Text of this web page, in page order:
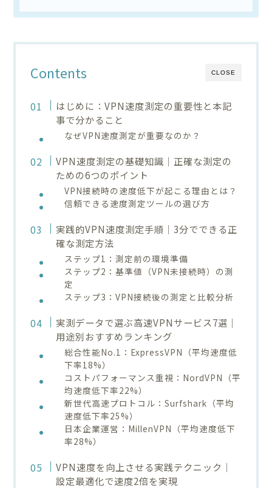
CLOSE
Contents
はじめに：VPN速度測定の重要性と本記
事で分かること
なぜVPN速度測定が重要なのか？
VPN速度測定の基礎知識｜正確な測定の
ための6つのポイント
VPN接続時の速度低下が起こる理由とは？
信頼できる速度測定ツールの選び方
実践的VPN速度測定手順｜3分でできる正
確な測定方法
ステップ1：測定前の環境準備
ステップ2：基準値（VPN未接続時）の測
定
ステップ3：VPN接続後の測定と比較分析
実測データで選ぶ高速VPNサービス7選｜
用途別おすすめランキング
総合性能No.1：ExpressVPN（平均速度低
下率18%）
コストパフォーマンス重視：NordVPN（平
均速度低下率22%）
新世代高速プロトコル：Surfshark（平均
速度低下率25%）
日本企業運営：MillenVPN（平均速度低下
率28%）
VPN速度を向上させる実践テクニック｜
設定最適化で速度2倍を実現